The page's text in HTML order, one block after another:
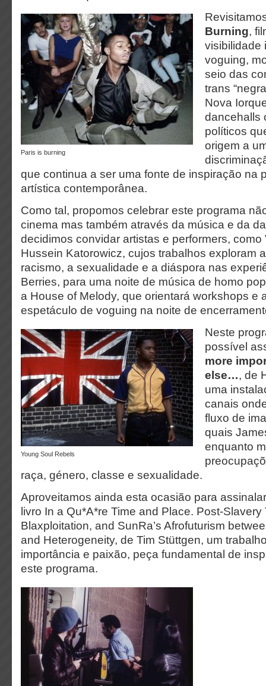
Paris is burning
Burning,
visibilidade
voguing,
seio das
trans
Nova
dancehalls
políticos
origem a
que continua a ser uma fonte de inspiração na
artística contemporânea.
Como tal, propomos celebrar este programa
cinema mas também através da música e da
decidimos convidar artistas e performers,
Hussein Katorowicz, cujos trabalhos exploram
racismo, a sexualidade e a diáspora nas
Berries, para uma noite de música de homo
a House of Melody, que orientará workshops e
espetáculo de voguing na noite de
Young Soul Rebels
Neste
possível
more
else…, de
uma
canais
fluxo de
quais
enquanto
raça, género, classe e sexualidade.
Aproveitamos ainda esta ocasião para
livro In a Qu*A*re Time and Place. Post-Slavery
Blaxploitation, and SunRa’s Afrofuturism
and Heterogeneity, de Tim Stüttgen, um
importância e paixão, peça fundamental de
este programa.